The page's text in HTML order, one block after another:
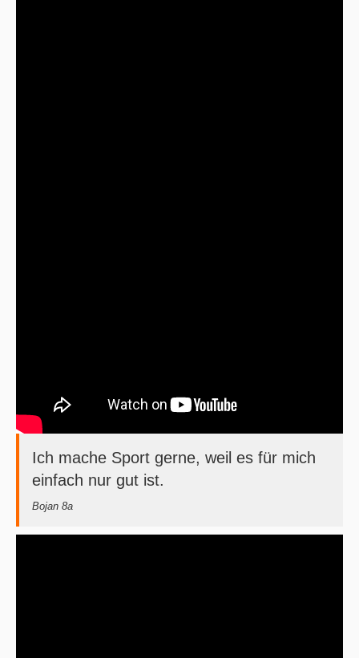
Ich mache Sport gerne, weil es für mich
einfach nur gut ist.
Bojan 8a